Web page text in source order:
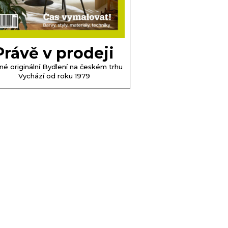
v prodeji
originální Bydlení na českém trhu
Vychází od roku 1979